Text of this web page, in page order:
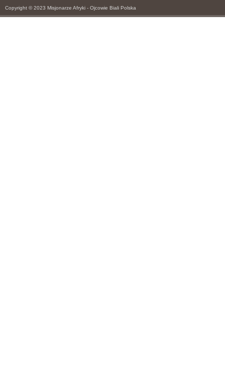
Copyright © 2023 Misjonarze Afryki - Ojcowie Biali Polska